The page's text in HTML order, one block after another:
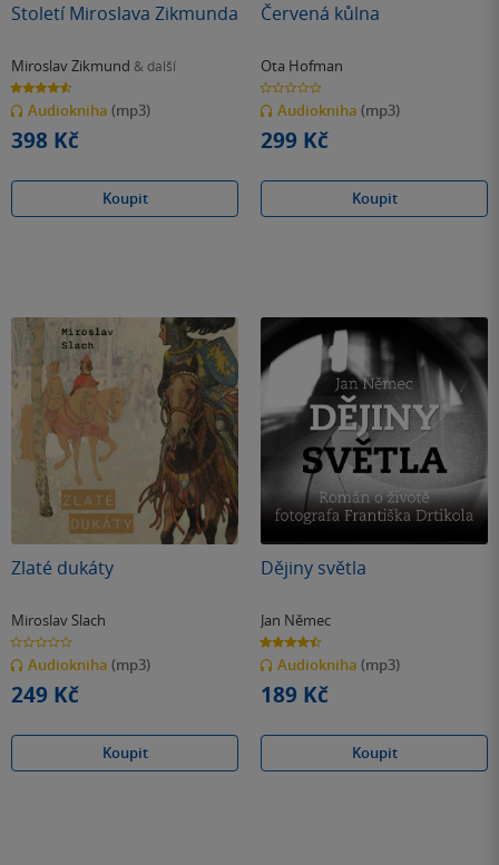
Století Miroslava Zikmunda
Miroslav Zikmund & další
4.6
z
5
hvězdiček
Audiokniha (mp3)
398 Kč
Koupit
Červená kůlna
Ota Hofman
0.0
z
5
hvězdiček
Audiokniha (mp3)
299 Kč
Koupit
Zlaté dukáty
Miroslav Slach
0.0
z
5
hvězdiček
Audiokniha (mp3)
249 Kč
Koupit
Dějiny světla
Jan Němec
4.5
z
5
hvězdiček
Audiokniha (mp3)
189 Kč
Koupit